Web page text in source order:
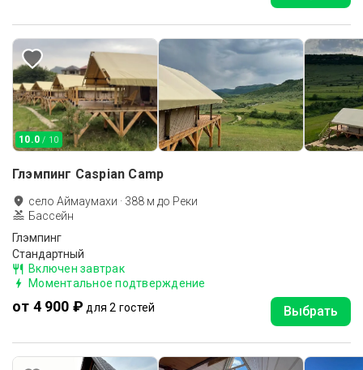
10.0 / 10
Глэмпинг Caspian Camp
село Аймаумахи · 388 м до Реки
Бассейн
Глэмпинг
Стандартный
Включен завтрак
Моментальное подтверждение
от 4 900 ₽ для 2 гостей Выбрать